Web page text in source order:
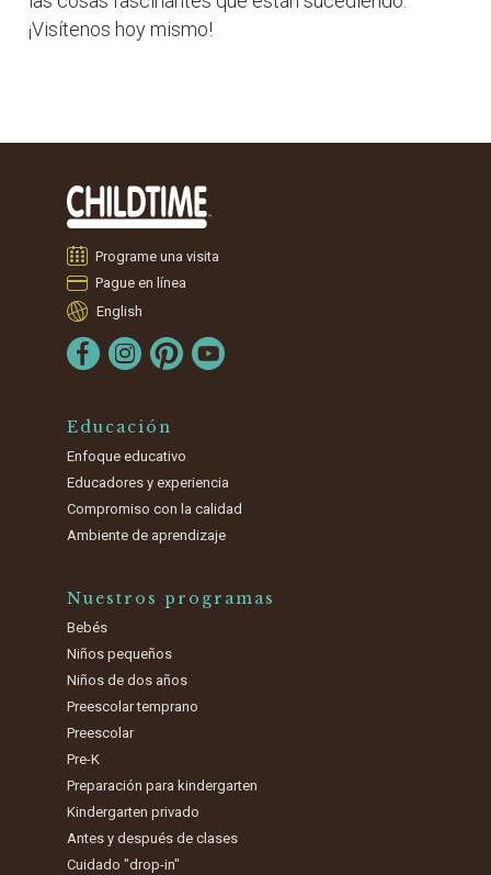
¡Visítenos hoy mismo!
Programe una visita
Pague en línea
English
Educación
Enfoque educativo
Educadores y experiencia
Compromiso con la calidad
Ambiente de aprendizaje
Nuestros programas
Bebés
Niños pequeños
Niños de dos años
Preescolar temprano
Preescolar
Pre-K
Preparación para kindergarten
Kindergarten privado
Antes y después de clases
Cuidado "drop-in"